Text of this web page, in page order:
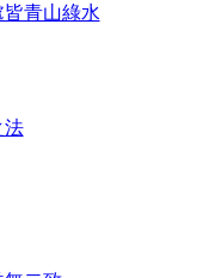
青山綠水
法